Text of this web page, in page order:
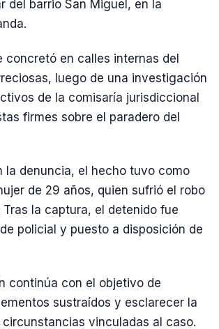
del barrio San Miguel, en la
concretó en calles internas del
luego de una investigación
de la comisaría jurisdiccional
firmes sobre el paradero del
la denuncia, el hecho tuvo como
de 29 años, quien sufrió el robo
Tras la captura, el detenido fue
policial y puesto a disposición de
continúa con el objetivo de
sustraídos y esclarecer la
vinculadas al caso.